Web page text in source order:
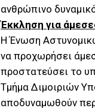
ανθρώπινο
Έκκληση για
Η Ένωση
να προχωρήσει
προστατεύσει το
Τμήμα Διμοιριών
αποδυναμωθούν